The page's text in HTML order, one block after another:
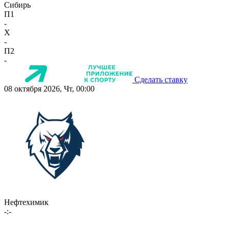
Сибирь
П1
-
X
-
П2
-
Сделать ставку
08 октября 2026, Чт, 00:00
Нефтехимик
-:-